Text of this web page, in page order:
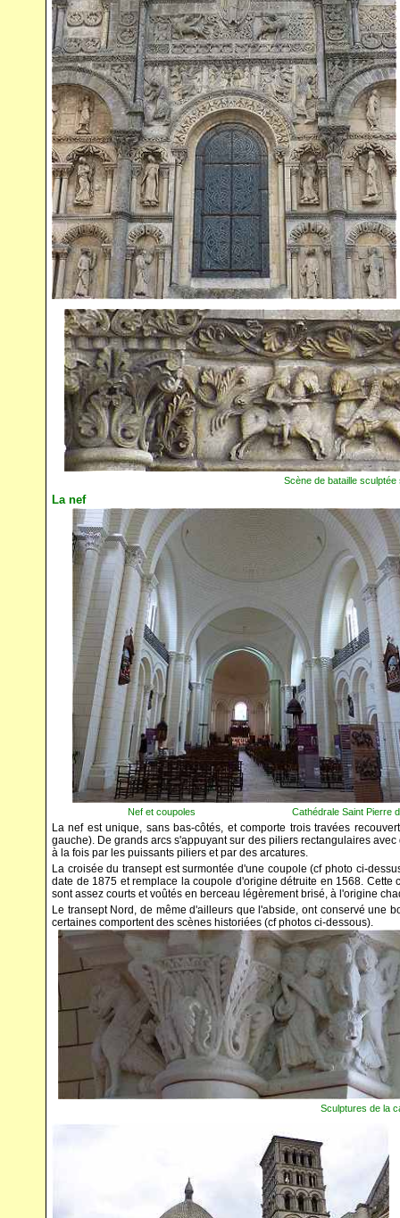
Scène de bataille
La nef
Nef et coupoles Cathédrale Saint Pierre
La nef est unique, sans bas-côtés, et comporte trois travées
gauche). De grands arcs s'appuyant sur des piliers rectangulaires
à la fois par les puissants piliers et par des arcatures.
La croisée du transept est surmontée d'une coupole (cf photo ci-
date de 1875 et remplace la coupole d'origine détruite en 1568.
sont assez courts et voûtés en berceau légèrement brisé, à l'origine
Le transept Nord, de même d'ailleurs que l'abside, ont conservé une
certaines comportent des scènes historiées (cf photos ci-dessous).
Sculptures de la